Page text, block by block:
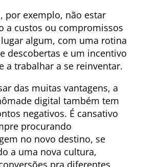
por exemplo, não estar
a custos ou compromissos
algum, com uma rotina
descobertas e um incentivo
a trabalhar a se reinventar.
das muitas vantagens, a
digital também tem
negativos. É cansativo
procurando
no novo destino, se
a uma nova cultura,